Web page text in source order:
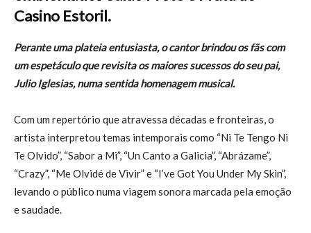
Casino Estoril.
Perante uma plateia entusiasta, o cantor brindou os fãs com
um espetáculo que revisita os maiores sucessos do seu pai,
Julio Iglesias, numa sentida homenagem musical.
Com um repertório que atravessa décadas e fronteiras, o
artista interpretou temas intemporais como “Ni Te Tengo Ni
Te Olvido”, “Sabor a Mi”, “Un Canto a Galicia”, “Abrázame”,
“Crazy”, “Me Olvidé de Vivir” e “I’ve Got You Under My Skin”,
levando o público numa viagem sonora marcada pela emoção
e saudade.